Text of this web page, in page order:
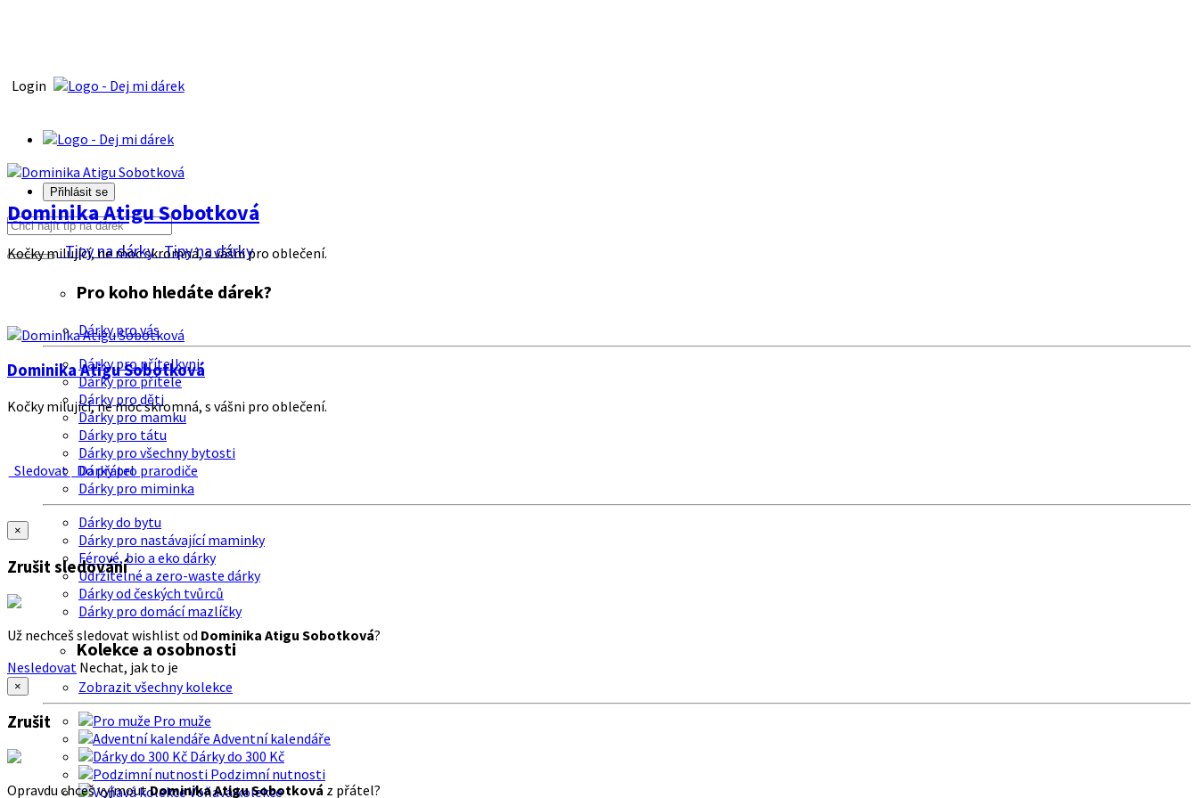
Login
Přihlásit se
Tipy na dárkyTipy na dárky
Pro koho hledáte dárek?
Dárky pro vás
Dárky pro přítelkyni
Dárky pro přítele
Dárky pro děti
Dárky pro mamku
Dárky pro tátu
Dárky pro všechny bytosti
Dárky pro prarodiče
Dárky pro miminka
Dárky do bytu
Dárky pro nastávající maminky
Férové, bio a eko dárky
Udržitelné a zero-waste dárky
Dárky od českých tvůrců
Dárky pro domácí mazlíčky
Kolekce a osobnosti
Zobrazit všechny kolekce
Pro muže
Adventní kalendáře
Dárky do 300 Kč
Podzimní nutnosti
Voňavá kolekce
Dominika Atigu Sobotková
Kočky milující, ne moc skromná, s vášni pro oblečení.
Dominika Atigu Sobotková
Kočky milující, ne moc skromná, s vášni pro oblečení.
Sledovat Do přátel
×
Zrušit sledování
Už nechceš sledovat wishlist od Dominika Atigu Sobotková?
Nesledovat Nechat, jak to je
×
Zrušit
Opravdu chceš vyjmoutDominika Atigu Sobotková z přátel?